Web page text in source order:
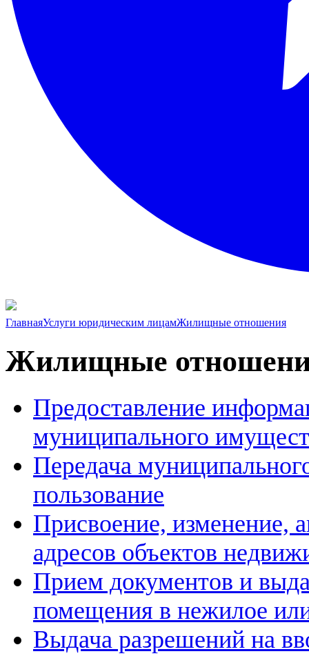
ГлавнаяУслуги юридическим лицамЖилищные отношения
Жилищные
Предоставление
муниципального
Передача
пользование
Присвоение, изменение,
адресов объектов
Прием документов и
помещения в нежилое
Выдача разрешений на